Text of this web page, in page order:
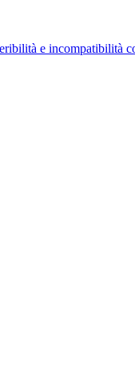
e incompatibilità